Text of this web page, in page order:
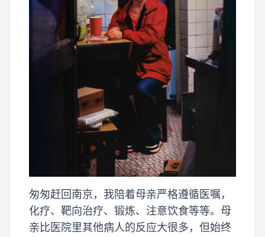
匆匆赶回南京，我陪着母亲严格遵循医嘱，
化疗、靶向治疗、锻炼、注意饮食等等。母
亲比医院里其他病人的反应大很多，但始终